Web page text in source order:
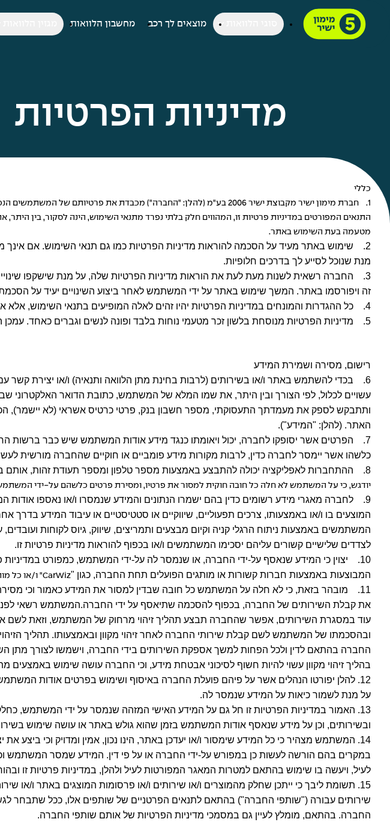
מוצאים לך רכב מחשבון הלוואות
מדיניות הפרטיות
כללי
1. חברת מימון ישיר מקבוצת ישיר 2006 בע"מ (להלן: "החברה") מכבדת את
התנאים המפורטים במדיניות פרטיות זו, המהווים חלק בלתי נפרד מתנאי השימוש, הינה לסקור, בין
מטעמה בעת השימוש באתר.
2. שימוש באתר מעיד על הסכמה להוראות מדיניות הפרטיות כמו גם תנאי השימוש. אם אינך
מנת שנוכל לסייע לך בדרכים חלופיות.
3. החברה רשאית לשנות מעת לעת את הוראות מדיניות הפרטיות שלה, על מנת שישקפו שינויים
זה ויפורסמו באתר. המשך שימוש באתר על ידי המשתמש לאחר ביצוע השינויים יעיד על
4. כל ההגדרות והמונחים במדיניות הפרטיות יהיו זהים לאלה המופיעים בתנאי השימוש, אלא אם הקשרם של הדברים מחייב אחרת.
5. מדיניות הפרטיות מנוסחת בלשון זכר מטעמי נוחות בלבד ופונה לנשים וגברים כאחד. עמכן הסליחה.
רישום, מסירה ושמירת המידע
6. בכדי להשתמש באתר ו/או בשירותים (לרבות בחינת מתן הלוואה ותנאיה) ו/או יצירת קשר
עשויים לכלול, לפי הצורך ובין היתר, את שמו המלא של המשתמש, כתובת הדואר האלקטרוני
ותתבקש לספק את מעמדתך התעסוקתי, מספר חשבון בנק, פרטי כרטיס אשראי (לא יישמר),
האתר. (להלן: "המידע").
7. הפרטים אשר יסופקו לחברה, יכול ויאומתו כנגד מידע אודות המשתמש שיש כבר ברשות
כלשהו אשר יימסר לחברה כדין, לרבות מקורות מידע פומביים או חוקיים שהחברה מורשית
8. ההתחברות לאפליקציה יכולה להתבצע באמצעות מספר טלפון ומספר תעודת זהות, אותם בחרת למסור לחברה בעת הרישום לאתר ו/או שירותיה, וסיסמה חד פעמית (
יודגש, כי על המשתמש לא חלה כל חובה חוקית למסור את פרטיו, ומסירת פרטים כלשהם על-ידי המשתמש
9. לחברה מאגרי מידע רשומים כדין בהם ישמרו הנתונים והמידע שנמסרו ו/או נאספו
המוצעים בו ו/או באמצעותו, צרכים תפעוליים, שיווקיים או סטטיסטיים או עיבוד המידע
המשתמשים באמצעות ניתוח הרגלי קניה וקיום מבצעים ותמריצים, שיווק, גיוס לקוחות ועובדים,
לצדדים שלישיים קשורים עליהם יסכימו המשתמשים ו/או בכפוף להוראות מדיניות פרטיות זו.
10. יצוין כי המידע שנאסף על-ידי החברה, או שנמסר לה על-ידי המשתמש, כמפורט במדיניות
המבוצעות באמצעות חברות קשורות או מותגים הפועלים תחת החברה, כגון "CarWiz" ו/או כל
11. מובהר בזאת, כי לא חלה על המשתמש כל חובה שבדין למסור את המידע כאמור וכי
את קבלת השירותים של החברה, בכפוף להסכמה שתיאסף על ידי החברה.המשתמש רשאי לפנות
עוד במסגרת השירותים, אפשר שהחברה תבצע תהליך זיהוי מרחוק של המשתמש, וזאת לשם
ובהסכמתו של המשתמש לשם קבלת שירותי החברה לאחר זיהוי מקוון ובאמצעותו. תהליך
החברה בהתאם לדין ולכל הפחות למשך אספקת השירותים בידי החברה, וישמשו לצורך מתן
בהליך זיהוי מקוון עשוי להיות חשוף לסיכוני אבטחת מידע, וכי החברה עושה שימוש באמצעים
12. להלן יפורטו הנהלים אשר על פיהם פועלת החברה באיסוף ושימוש בפרטים אודות
על מנת לשמור כיאות על המידע שנמסר לה.
13. האמור במדיניות הפרטיות זו חל גם על המידע האישי המזהה שנמסר על ידי המשתמש,
ובשירותים, וכן על מידע שנאסף אודות המשתמש בזמן שהוא גולש באתר או עושה שימוש
14. המשתמש מצהיר כי כל המידע שימסור ו/או יעדכן באתר, הינו נכון, אמין ומדויק וכי
במקרים בהם הורשה לעשות כן במפורש על-ידי החברה או על פי דין. המידע שמסר המשתמש
לעיל, ויעשה בו שימוש בהתאם למטרות המאגר המפורטות לעיל ולהלן, במדיניות פרטיות זו
15. תשומת ליבך כי ייתכן שחלק מהמוצרים ו/או שירותים ו/או פרסומות המוצגים באתר ו/או
שירותים עבורה ("שותפי החברה") בהתאם לתנאים הפרטניים של שותפים אלו, ככל שתבחר
החברה. בהתאם, מומלץ לעיין גם במסמכי מדיניות הפרטיות של אותם שותפי החברה.